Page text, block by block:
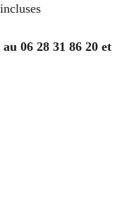
06 28 31 86 20 et